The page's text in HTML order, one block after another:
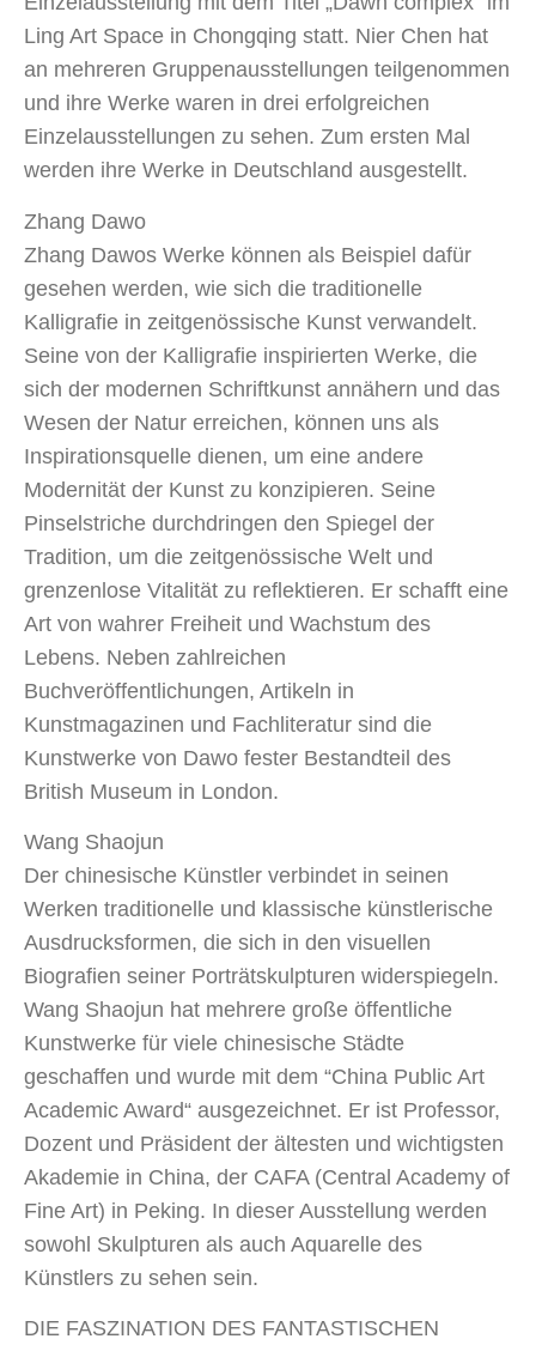
Ling Art Space in Chongqing statt. Nier Chen hat
an mehreren Gruppenausstellungen teilgenommen
und ihre Werke waren in drei erfolgreichen
Einzelausstellungen zu sehen. Zum ersten Mal
werden ihre Werke in Deutschland ausgestellt.
Zhang Dawo
Zhang Dawos Werke können als Beispiel dafür
gesehen werden, wie sich die traditionelle
Kalligrafie in zeitgenössische Kunst verwandelt.
Seine von der Kalligrafie inspirierten Werke, die
sich der modernen Schriftkunst annähern und das
Wesen der Natur erreichen, können uns als
Inspirationsquelle dienen, um eine andere
Modernität der Kunst zu konzipieren. Seine
Pinselstriche durchdringen den Spiegel der
Tradition, um die zeitgenössische Welt und
grenzenlose Vitalität zu reflektieren. Er schafft eine
Art von wahrer Freiheit und Wachstum des
Lebens. Neben zahlreichen
Buchveröffentlichungen, Artikeln in
Kunstmagazinen und Fachliteratur sind die
Kunstwerke von Dawo fester Bestandteil des
British Museum in London.
Wang Shaojun
Der chinesische Künstler verbindet in seinen
Werken traditionelle und klassische künstlerische
Ausdrucksformen, die sich in den visuellen
Biografien seiner Porträtskulpturen widerspiegeln.
Wang Shaojun hat mehrere große öffentliche
Kunstwerke für viele chinesische Städte
geschaffen und wurde mit dem “China Public Art
Academic Award“ ausgezeichnet. Er ist Professor,
Dozent und Präsident der ältesten und wichtigsten
Akademie in China, der CAFA (Central Academy of
Fine Art) in Peking. In dieser Ausstellung werden
sowohl Skulpturen als auch Aquarelle des
Künstlers zu sehen sein.
DIE FASZINATION DES FANTASTISCHEN